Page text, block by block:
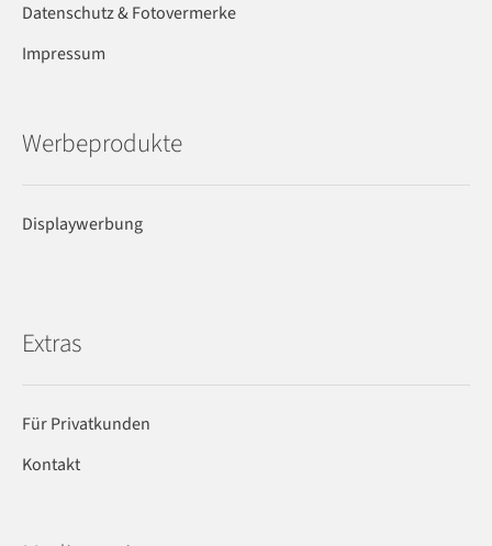
Datenschutz & Fotovermerke
Impressum
Werbeprodukte
Displaywerbung
Extras
Für Privatkunden
Kontakt